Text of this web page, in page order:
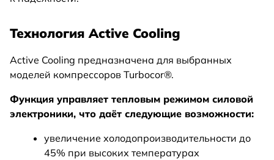
Технология Active Cooling
Active Cooling предназначена для выбранных
моделей компрессоров Turbocor®.
Функция управляет тепловым режимом силовой
электроники, что даёт следующие возможности:
увеличение холодопроизводительности до
45% при высоких температурах